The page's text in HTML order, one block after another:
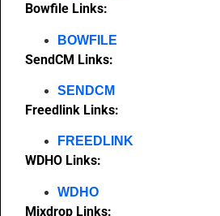
Bowfile Links:
BOWFILE
SendCM Links:
SENDCM
Freedlink Links:
FREEDLINK
WDHO Links:
WDHO
Mixdrop Links: